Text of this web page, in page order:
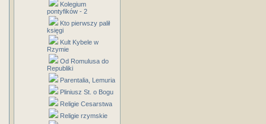
Kolegium
pontyfików - 2
Kto pierwszy palił
księgi
Kult Kybele w
Rzymie
Od Romulusa do
Republiki
Parentalia, Lemuria
Pliniusz St. o Bogu
Religie Cesarstwa
Religie rzymskie